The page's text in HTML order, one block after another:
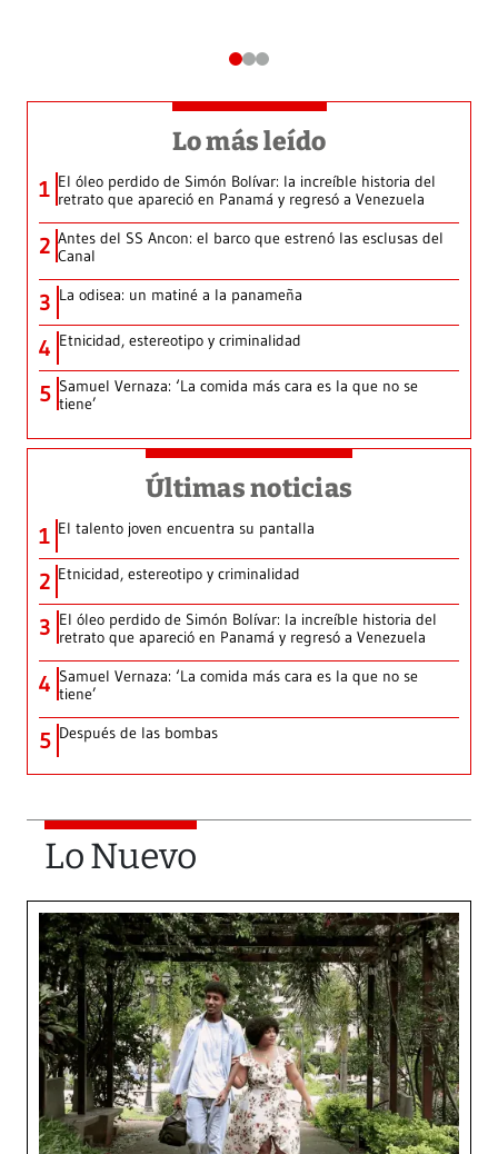
Lo más leído
1 El óleo perdido de Simón Bolívar: la increíble historia del
retrato que apareció en Panamá y regresó a Venezuela
2 Antes del SS Ancon: el barco que estrenó las esclusas del
Canal
3 La odisea: un matiné a la panameña
4 Etnicidad, estereotipo y criminalidad
5 Samuel Vernaza: ‘La comida más cara es la que no se
tiene’
Últimas noticias
1 El talento joven encuentra su pantalla​
2 Etnicidad, estereotipo y criminalidad
3 El óleo perdido de Simón Bolívar: la increíble historia del
retrato que apareció en Panamá y regresó a Venezuela
4 Samuel Vernaza: ‘La comida más cara es la que no se
tiene’
5 Después de las bombas
Lo Nuevo